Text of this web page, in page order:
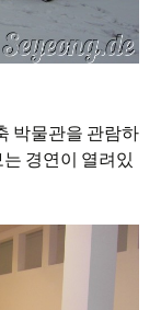
박물관을 관람하
경연이 열려있